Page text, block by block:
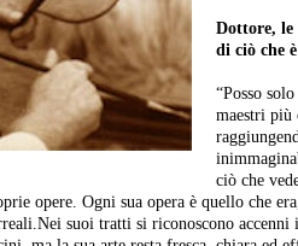
Dottore, le
di ciò che
“Posso
maestri più
ciò che
opere. Ogni sua opera è quello che
suoi tratti si riconoscono